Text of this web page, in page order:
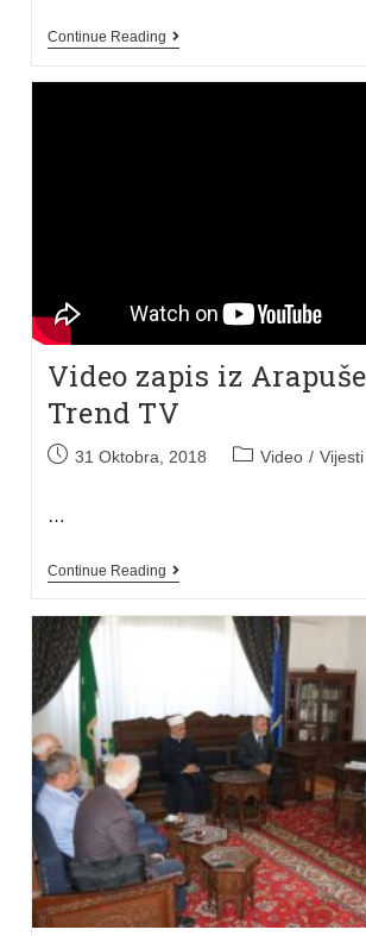
Continue Reading
Video zapis iz
Trend TV
31 Oktobra, 2018 Video / Vijesti
…
Continue Reading